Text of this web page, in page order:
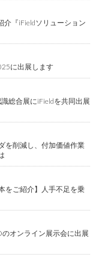
介『iFieldソリューション
に出展します
総合展にiFieldを共同出展
を削減し、付加価値作業
をご紹介】人手不足を乗
のオンライン展示会に出展